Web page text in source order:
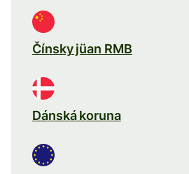
Čínsky jüan RMB
Dánská koruna